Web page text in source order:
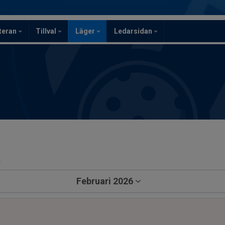
Tillval Läger Ledarsidan
Februari 2026